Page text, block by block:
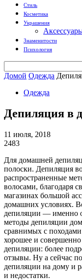
Стиль
Косметика
Украшения
Знаменитости
Психология
Домой Одежда
Одежда
Депиляция в
11 июля, 2018
2483
Для домашней
полоски. Депиляция
распространенные
волосами, благодаря
магазинах большой
домашних условиях.
депиляции — именно
методы депиляции
сравнимых с походами
хорошее и совершенно
депиляции: более
отзывы. Ну а сейчас
депиляции на дому и
и недостатки.